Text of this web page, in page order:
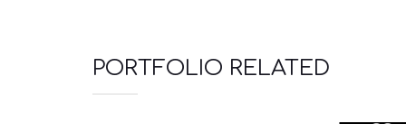
PORTFOLIO RELATED